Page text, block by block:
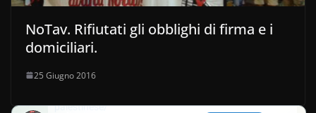
NoTav. Rifiutati gli obblighi di firma e i
domiciliari.
25 Giugno 2016